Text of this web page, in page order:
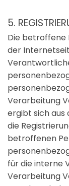
5.
Die betroffene
der
Verarbeitung
ergibt sich aus
die
betroffenen
für die interne
Verarbeitung